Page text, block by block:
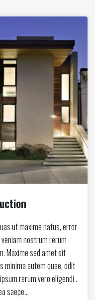
ut maxime natus, error
nostrum rerum
Maxime sed amet sit
minima autem quae, odit
rerum vero eligendi .
saepe…